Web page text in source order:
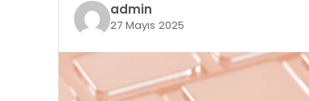
admin
27 Mayıs 2025